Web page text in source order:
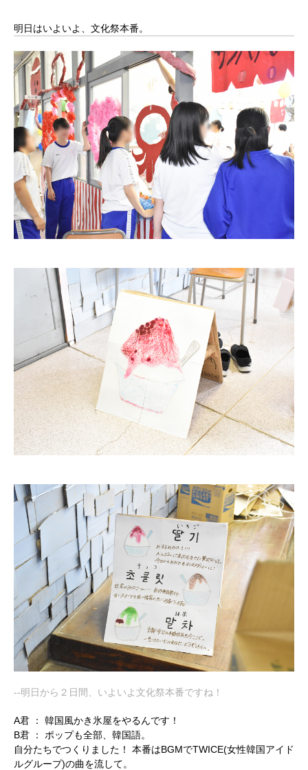
明日はいよいよ、文化祭本番。
--明日から２日間、いよいよ文化祭本番ですね！
A君 ：
韓国風かき氷屋をやるんです！
B君 ：
ポップも全部、韓国語。
自分たちでつくりました！ 本番はBGMでTWICE(女性韓国アイド
ルグループ)の曲を流して。